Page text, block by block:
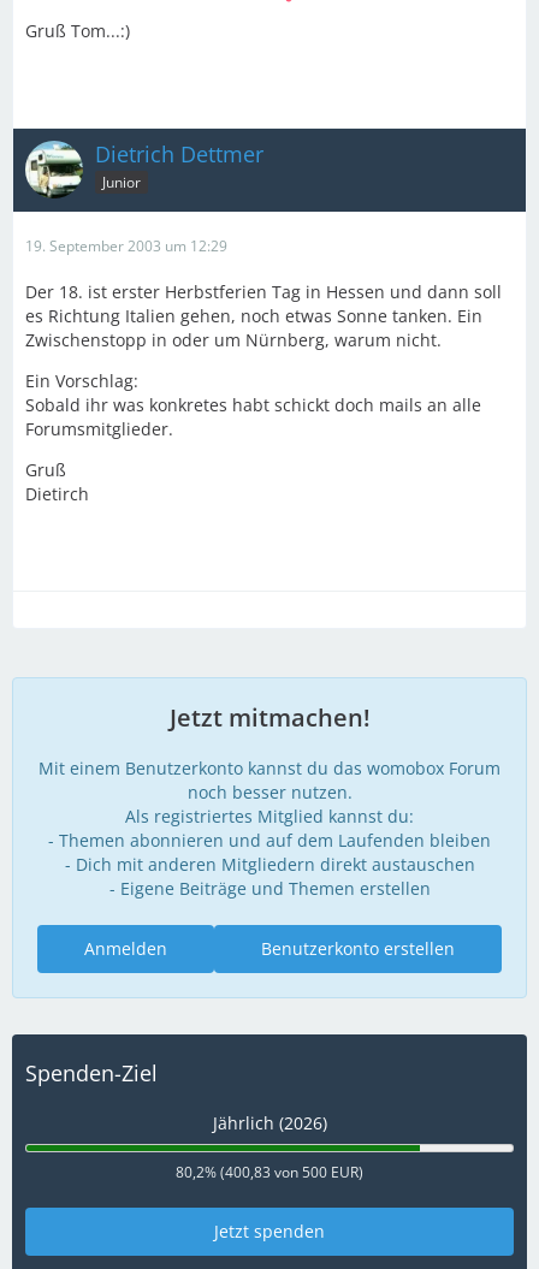
Gruß Tom...:)
Dietrich Dettmer
Junior
19. September 2003 um 12:29
Der 18. ist erster Herbstferien Tag in Hessen und dann soll
es Richtung Italien gehen, noch etwas Sonne tanken. Ein
Zwischenstopp in oder um Nürnberg, warum nicht.
Ein Vorschlag:
Sobald ihr was konkretes habt schickt doch mails an alle
Forumsmitglieder.
Gruß
Dietirch
Jetzt mitmachen!
Mit einem Benutzerkonto kannst du das womobox Forum
noch besser nutzen.
Als registriertes Mitglied kannst du:
- Themen abonnieren und auf dem Laufenden bleiben
- Dich mit anderen Mitgliedern direkt austauschen
- Eigene Beiträge und Themen erstellen
Benutzerkonto erstellen
Anmelden
Spenden-Ziel
Jährlich (2026)
80,2% (400,83 von 500 EUR)
Jetzt spenden